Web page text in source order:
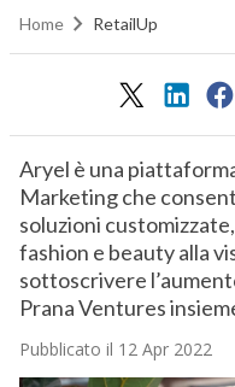
Home RetailUp
Aryel è una
Marketing che
soluzioni
fashion e beauty alla
sottoscrivere
Prana Ventures
Pubblicato il 12 Apr 2022